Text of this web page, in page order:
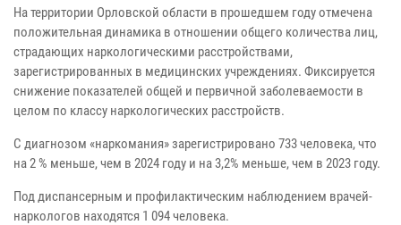
На территории Орловской области в прошедшем году отмечена
положительная динамика в отношении общего количества лиц,
страдающих наркологическими расстройствами,
зарегистрированных в медицинских учреждениях. Фиксируется
снижение показателей общей и первичной заболеваемости в
целом по классу наркологических расстройств.
С диагнозом «наркомания» зарегистрировано 733 человека, что
на 2 % меньше, чем в 2024 году и на 3,2% меньше, чем в 2023 году.
Под диспансерным и профилактическим наблюдением врачей-
наркологов находятся 1 094 человека.